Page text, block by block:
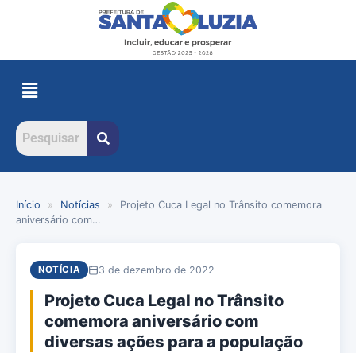
Início » Notícias »
Projeto Cuca Legal no Trânsito comemora
aniversário com…
NOTÍCIA 3 de dezembro de 2022
Projeto Cuca Legal no Trânsito
comemora aniversário com
diversas ações para a população